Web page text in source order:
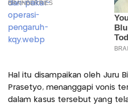
Hal itu disampaikan oleh Juru
Prasetyo, menanggapi vonis
dalam kasus tersebut yang